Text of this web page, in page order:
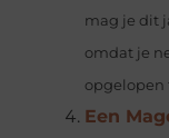
mag je dit
omdat je
opgelopen
Een